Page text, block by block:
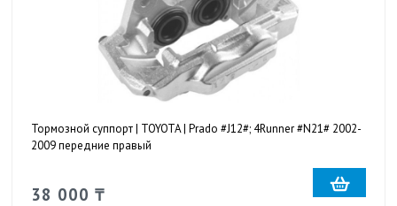
Тормозной суппорт | TOYOTA | Prado #J12#; 4Runner #N21# 2002-
2009 передние правый
38 000 ₸